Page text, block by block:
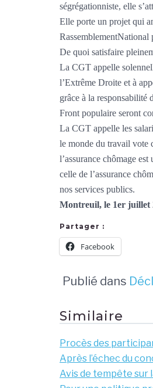
ségrégationniste, elle
Elle porte un projet qui
RassemblementNational
De quoi satisfaire
La CGT appelle
l’Extrême Droite et à
grâce à la responsabilité
Front populaire seront
La CGT appelle les
le monde du travail vote
l’assurance chômage
celle de l’assurance
nos services publics.
Montreuil, le 1er juillet
Partager :
Facebook
Publié dans
Similaire
Procès des
Après l’échec du
Avis de tempête sur